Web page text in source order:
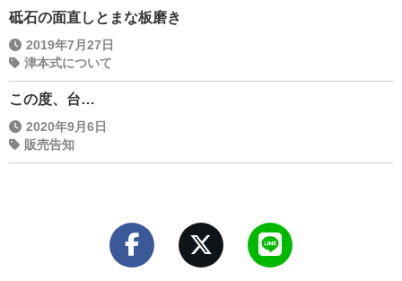
砥石の面直しとまな板磨き
2019年7月27日
津本式について
この度、台…
2020年9月6日
販売告知